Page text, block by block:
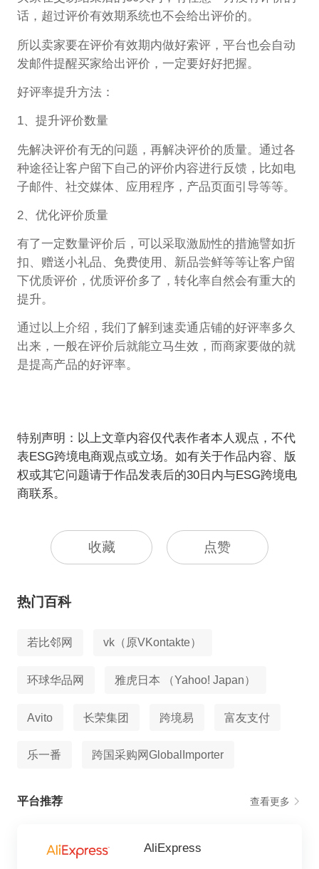
话，超过评价有效期系统也不会给出评价的。
所以卖家要在评价有效期内做好索评，平台也会自动
发邮件提醒买家给出评价，一定要好好把握。
好评率提升方法：
1、提升评价数量
先解决评价有无的问题，再解决评价的质量。通过各
种途径让客户留下自己的评价内容进行反馈，比如电
子邮件、社交媒体、应用程序，产品页面引导等等。
2、优化评价质量
有了一定数量评价后，可以采取激励性的措施譬如折
扣、赠送小礼品、免费使用、新品尝鲜等等让客户留
下优质评价，优质评价多了，转化率自然会有重大的
提升。
通过以上介绍，我们了解到速卖通店铺的好评率多久
出来，一般在评价后就能立马生效，而商家要做的就
是提高产品的好评率。
特别声明：以上文章内容仅代表作者本人观点，不代
表ESG跨境电商观点或立场。如有关于作品内容、版
权或其它问题请于作品发表后的30日内与ESG跨境电
商联系。
收藏 点赞
热门百科
若比邻网 vk（原VKontakte）
环球华品网 雅虎日本 （Yahoo! Japan）
Avito 长荣集团 跨境易 富友支付
乐一番 跨国采购网GlobalImporter
平台推荐 查看更多
AliExpress